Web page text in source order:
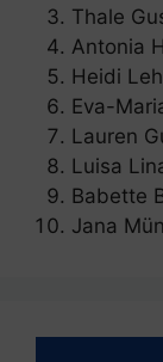
Thale
Antonia
Heidi
Eva-
Lauren
Luisa
Babette
Jana